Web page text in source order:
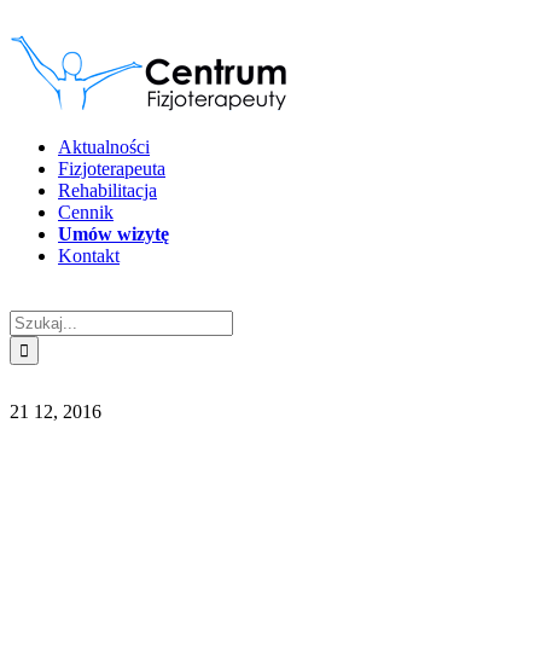
do
zawartości
Aktualności
Fizjoterapeuta
Rehabilitacja
Cennik
Umów wizytę
Kontakt
Szukaj
21 12, 2016